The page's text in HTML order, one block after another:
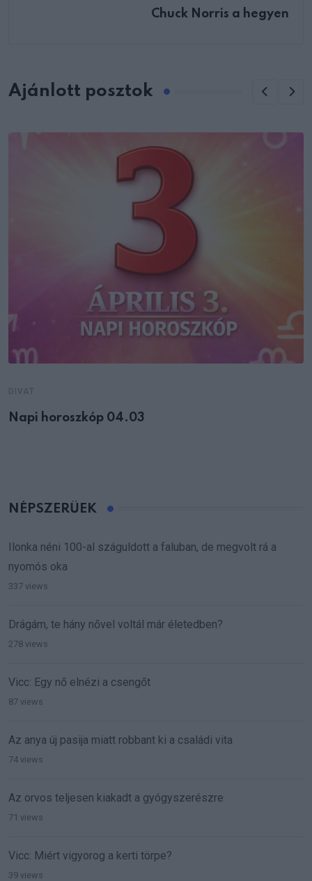
Chuck Norris a hegyen
Ajánlott posztok
Napi horoszkóp 04.03
NÉPSZERŰEK
Ilonka néni 100-al száguldott a faluban, de megvolt rá a
nyomós oka
337 views
Drágám, te hány nővel voltál már életedben?
278 views
Vicc: Egy nő elnézi a csengőt
87 views
Az anya új pasija miatt robbant ki a családi vita
74 views
Az orvos teljesen kiakadt a gyógyszerészre
71 views
Vicc: Miért vigyorog a kerti törpe?
39 views